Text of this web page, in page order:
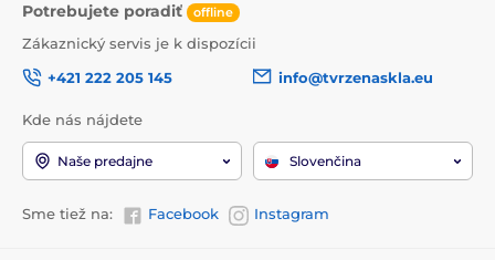
Potrebujete poradiť offline
Zákaznický servis je k dispozícii
+421 222 205 145
info@tvrzenaskla.eu
Kde nás nájdete
Naše predajne Slovenčina
Sme tiež na: Facebook Instagram